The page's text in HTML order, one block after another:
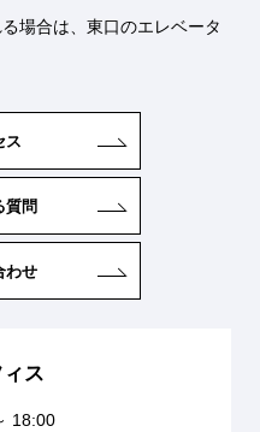
場合は、東口のエレベータ
ス
質問
わせ
ス
18:00